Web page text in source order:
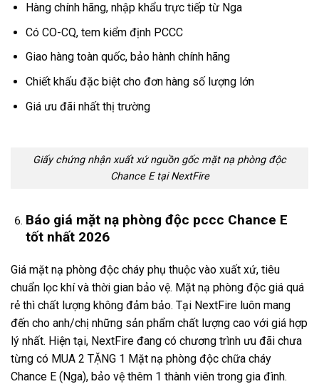
Hàng chính hãng, nhập khẩu trực tiếp từ Nga
Có CO-CQ, tem kiểm định PCCC
Giao hàng toàn quốc, bảo hành chính hãng
Chiết khấu đặc biệt cho đơn hàng số lượng lớn
Giá ưu đãi nhất thị trường
Giấy chứng nhận xuất xứ nguồn gốc mặt nạ phòng độc
Chance E tại NextFire
Báo giá mặt nạ phòng độc pccc Chance E
tốt nhất 2026
Giá mặt nạ phòng độc cháy phụ thuộc vào xuất xứ, tiêu
chuẩn lọc khí và thời gian bảo vệ. Mặt nạ phòng độc giá quá
rẻ thì chất lượng không đảm bảo. Tại NextFire luôn mang
đến cho anh/chị những sản phẩm chất lượng cao với giá hợp
lý nhất. Hiện tại, NextFire đang có chương trình ưu đãi chưa
từng có MUA 2 TẶNG 1 Mặt nạ phòng độc chữa cháy
Chance E (Nga), bảo vệ thêm 1 thành viên trong gia đình.